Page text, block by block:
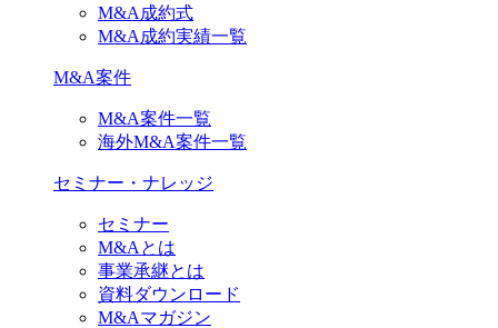
M&A成約式
M&A成約実績一覧
M&A案件
M&A案件一覧
海外M&A案件一覧
セミナー・ナレッジ
セミナー
M&Aとは
事業承継とは
資料ダウンロード
M&Aマガジン